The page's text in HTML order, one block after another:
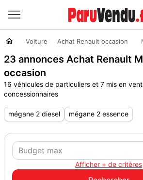
Voiture Achat Renault occasion
23 annonces Achat Renault
occasion
16 véhicules de particuliers et 7 mis en
concessionnaires
mégane 2 diesel mégane 2 essence
Afficher + de critères